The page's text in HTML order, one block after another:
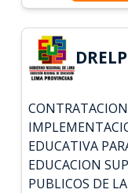
EDUCATIVA
EDUCACION
PUBLICOS DE